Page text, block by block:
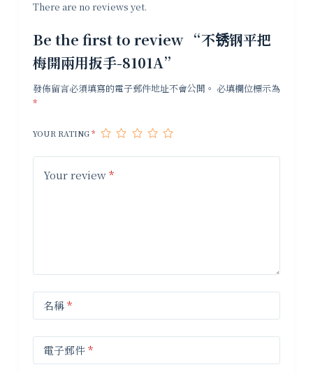
There are no reviews yet.
Be the first to review “不锈钢平把
梅開兩用扳手-8101A”
發佈留言必須填寫的電子郵件地址不會公開。 必填欄位標示為
*
YOUR RATING*
Your review*
名稱*
電子郵件*